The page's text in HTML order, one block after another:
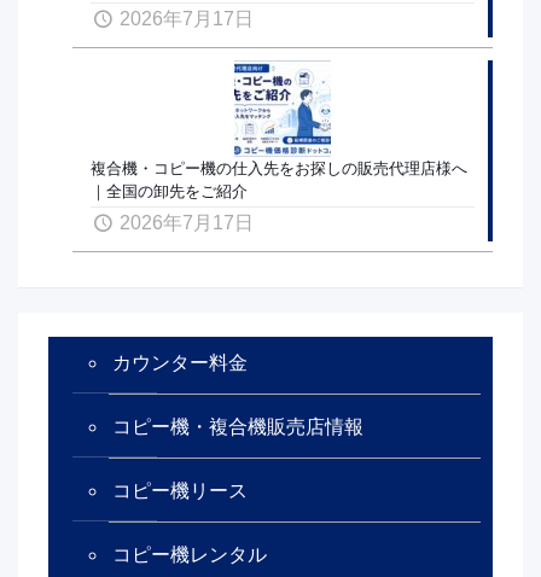
2026年7月17日
複合機・コピー機の仕入先をお探しの販売代理店様へ
｜全国の卸先をご紹介
2026年7月17日
カウンター料金
コピー機・複合機販売店情報
コピー機リース
コピー機レンタル